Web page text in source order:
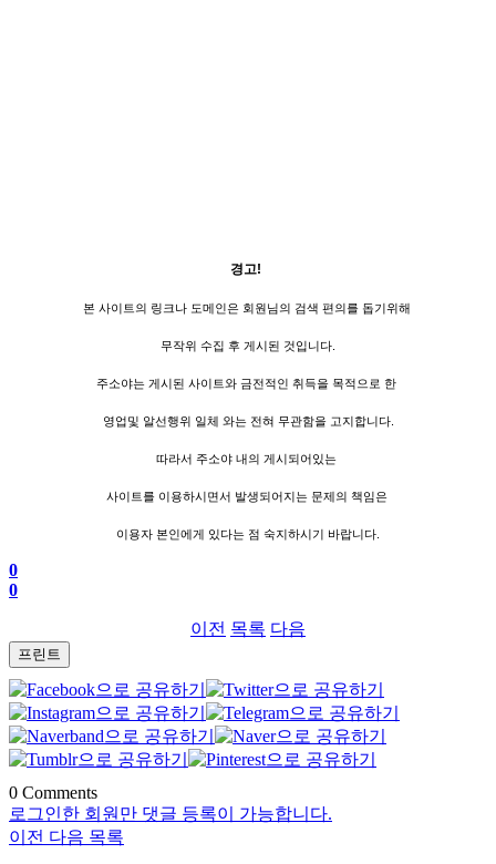
경고!
본 사이트의 링크나 도메인은 회원님의 검색 편의를 돕기위해
무작위 수집 후 게시된 것입니다.
주소야는 게시된 사이트와 금전적인 취득을 목적으로 한
영업및 알선행위 일체 와는 전혀 무관함을 고지합니다.
따라서 주소야 내의 게시되어있는
사이트를 이용하시면서 발생되어지는 문제의 책임은
이용자 본인에게 있다는 점 숙지하시기 바랍니다.
0
0
이전 목록 다음
프린트
0 Comments
로그인한 회원만 댓글 등록이 가능합니다.
이전 다음 목록